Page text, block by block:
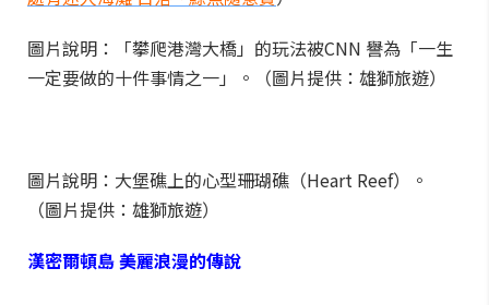
圖片說明：「攀爬港灣大橋」的玩法被CNN 譽為「一生
一定要做的十件事情之一」。（圖片提供：雄獅旅遊）
圖片說明：大堡礁上的心型珊瑚礁（Heart Reef）。
（圖片提供：雄獅旅遊）
漢密爾頓島 美麗浪漫的傳說